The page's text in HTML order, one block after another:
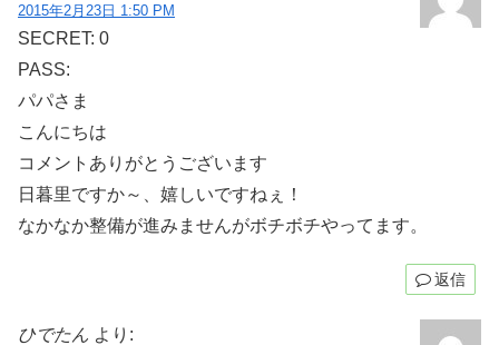
2015年2月23日 1:50 PM
SECRET: 0
PASS:
パパさま
こんにちは
コメントありがとうございます
日暮里ですか～、嬉しいですねぇ！
なかなか整備が進みませんがボチボチやってます。
返信
ひでたん より: